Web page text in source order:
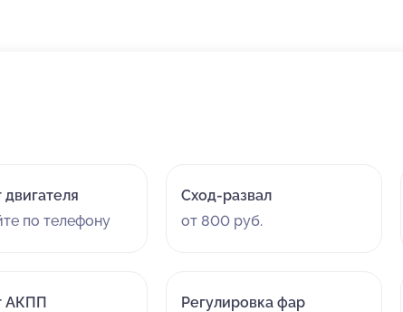
по телефону
Сход-развал
от 800 руб.
АКПП
Регулировка фар